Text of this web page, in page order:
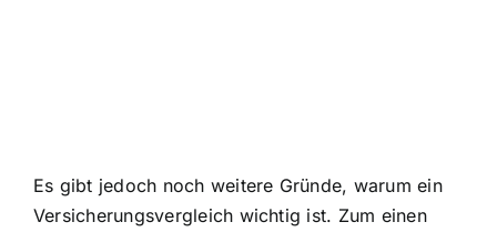
Es gibt jedoch noch weitere Gründe, warum ein
Versicherungsvergleich wichtig ist. Zum einen